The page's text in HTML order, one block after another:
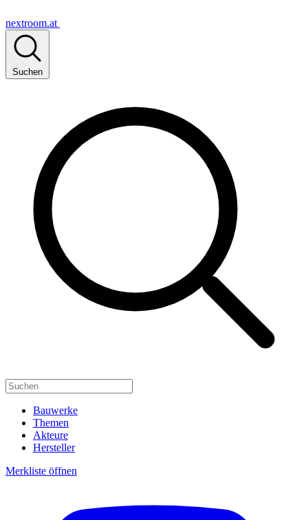
nextroom.at
Suchen
Bauwerke
Themen
Akteure
Hersteller
Merkliste öffnen